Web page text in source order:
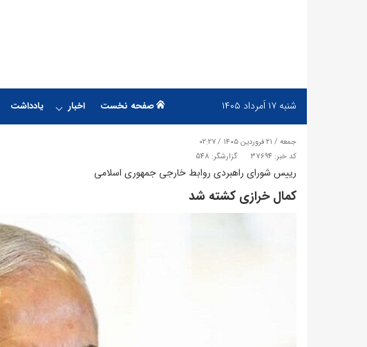
شنبه ۱۷ اَمرداد ۱۴۰۵ صفحه نخست اخبار یادداشت
جمعه / ۲۱ فروردین ۱۴۰۵ / ۰۲:۲۷
کد خبر: 37694
گزارشگر: 548
رییس شورای راهبردی روابط خارجی جمهوری اسلامی
کمال خرازی کشته شد